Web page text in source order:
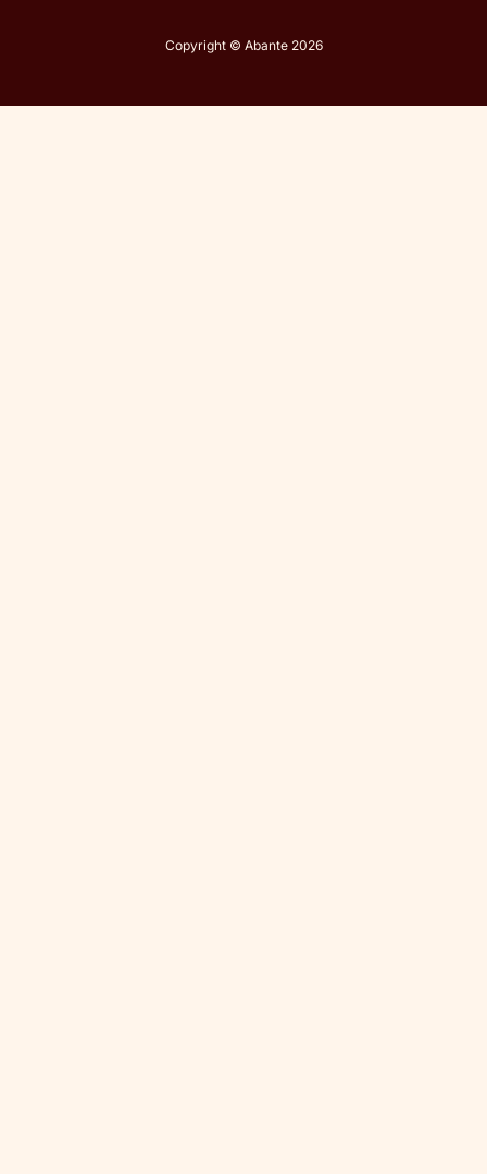
Copyright © Abante 2026